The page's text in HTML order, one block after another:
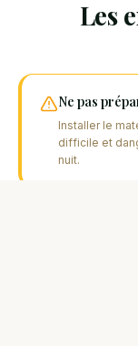
Les
Ne pas
Installer le
difficile et
nuit.